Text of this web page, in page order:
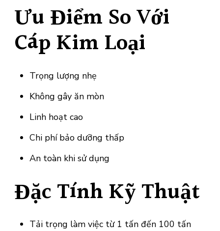
Ưu Điểm So Với
Cáp Kim Loại
Trọng lượng nhẹ
Không gây ăn mòn
Linh hoạt cao
Chi phí bảo dưỡng thấp
An toàn khi sử dụng
Đặc Tính Kỹ Thuật
Tải trọng làm việc từ 1 tấn đến 100 tấn